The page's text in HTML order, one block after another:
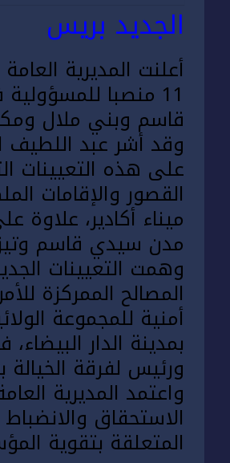
الجديد بريس
أعلنت المديرية
11 منصبا للمسؤولية في عدد من المصالح الشرطية، بمدن
قاسم وبني ملال
وقد أشر عبد اللطيف
على هذه التعيينات
القصور والإقامات
ميناء أكادير، علاوة
مدن سيدي قاسم
وهمت التعيينات
المصالح الممركزة
أمنية للمجموعة
بمدينة الدار البيضاء،
ورئيس لفرقة الخيالة
واعتمد المديرية
الاستحقاق
المتعلقة بتقوية